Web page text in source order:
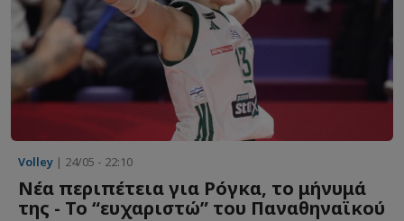
Volley | 24/05 - 22:10
Νέα περιπέτεια για Ρόγκα, το μήνυμά
της - Το “ευχαριστώ” του Παναθηναϊκού